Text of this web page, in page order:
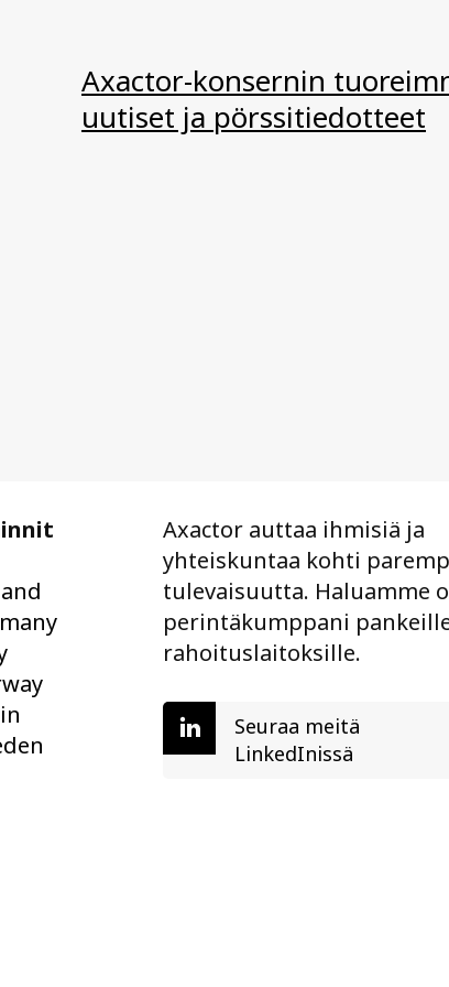
Axactor-konsernin
uutiset ja pörssitiedotteet
Axactor auttaa ihmisiä ja
yhteiskuntaa kohti
tulevaisuutta. Haluamme
perintäkumppani
rahoituslaitoksille.
Seuraa meitä
LinkedInissä